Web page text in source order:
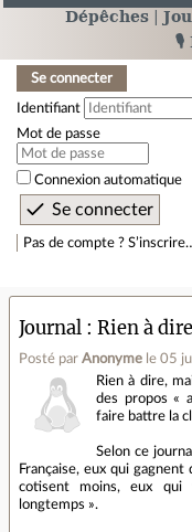
Dépêches
🎙️
Se connecter
Identifiant
Mot de passe
Connexion automatique
Pas de compte ?
Journal Rien à
Posté par Anonyme le 05
Rien à dire,
des propos «
faire battre la
Selon ce
Française, eux qui
cotisent moins, eux qui
longtemps ».